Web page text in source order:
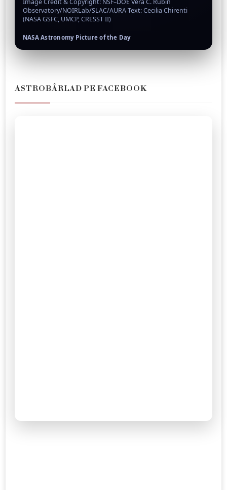
Image Credit & Copyright: NSF–DOE Vera C. Rubin
Observatory/NOIRLab/SLAC/AURA Text: Cecilia Chirenti
(NASA GSFC, UMCP, CRESST II)
NASA Astronomy Picture of the Day
ASTROBÂRLAD PE FACEBOOK